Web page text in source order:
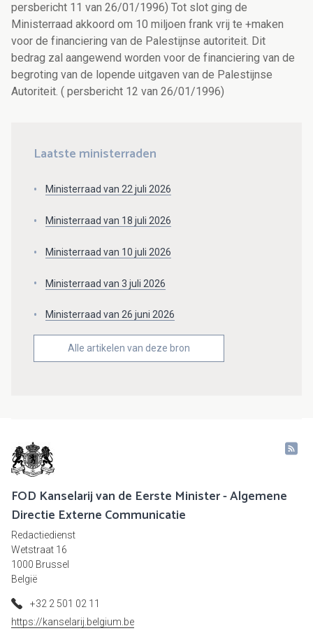
persbericht 11 van 26/01/1996) Tot slot ging de
Ministerraad akkoord om 10 miljoen frank vrij te +maken
voor de financiering van de Palestijnse autoriteit. Dit
bedrag zal aangewend worden voor de financiering van de
begroting van de lopende uitgaven van de Palestijnse
Autoriteit. ( persbericht 12 van 26/01/1996)
Laatste ministerraden
Ministerraad van 22 juli 2026
Ministerraad van 18 juli 2026
Ministerraad van 10 juli 2026
Ministerraad van 3 juli 2026
Ministerraad van 26 juni 2026
Alle artikelen van deze bron
FOD Kanselarij van de Eerste Minister - Algemene
Directie Externe Communicatie
Redactiedienst
Wetstraat 16
1000 Brussel
België
+32 2 501 02 11
https://kanselarij.belgium.be